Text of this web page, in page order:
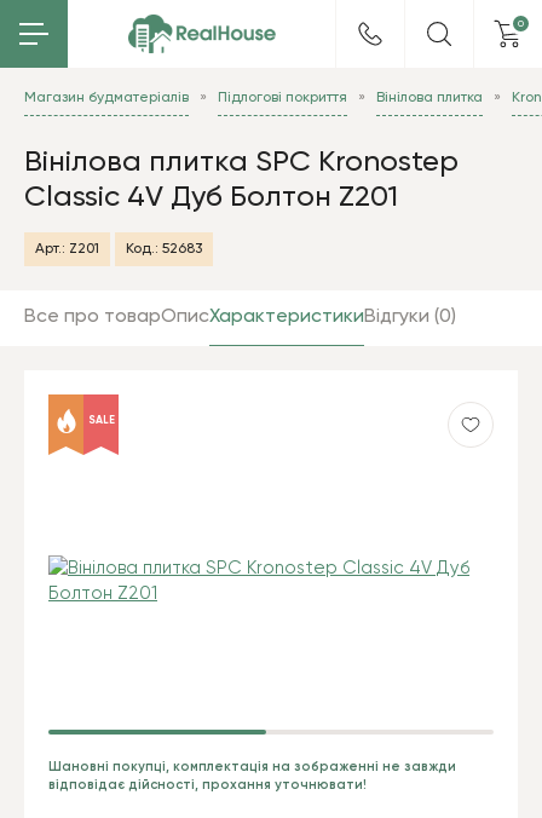
0
Магазин будматеріалів Підлогові покриття Вінілова плитка
Вінілова плитка SPC Kronostep
Classic 4V Дуб Болтон Z201
Арт.: Z201 Код.: 52683
Все про товарОписХарактеристикиВідгуки (0)
SALE
Шановні покупці, комплектація на зображенні не завжди
відповідає дійсності, прохання уточнювати!